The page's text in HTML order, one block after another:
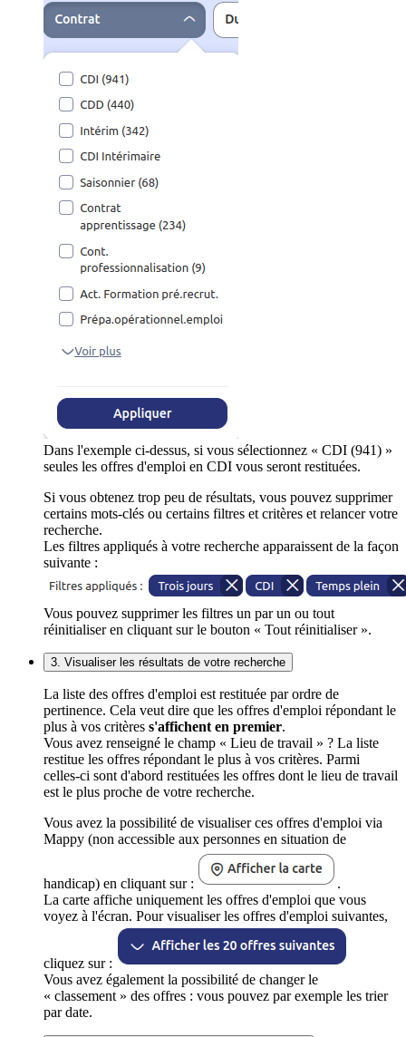
Dans l'exemple ci-dessus, si vous sélectionnez « CDI (941) »
seules les offres d'emploi en CDI vous seront restituées.
Si vous obtenez trop peu de résultats, vous pouvez supprimer
certains mots-clés ou certains filtres et critères et relancer votre
recherche.
Les filtres appliqués à votre recherche apparaissent de la façon
suivante :
Vous pouvez supprimer les filtres un par un ou tout
réinitialiser en cliquant sur le bouton « Tout réinitialiser ».
3. Visualiser les résultats de votre recherche
La liste des offres d'emploi est restituée par ordre de
pertinence. Cela veut dire que les offres d'emploi répondant le
plus à vos critères s'affichent en premier.
Vous avez renseigné le champ « Lieu de travail » ? La liste
restitue les offres répondant le plus à vos critères. Parmi
celles-ci sont d'abord restituées les offres dont le lieu de travail
est le plus proche de votre recherche.
Vous avez la possibilité de visualiser ces offres d'emploi via
Mappy (non accessible aux personnes en situation de
handicap) en cliquant sur :
.
La carte affiche uniquement les offres d'emploi que vous
voyez à l'écran. Pour visualiser les offres d'emploi suivantes,
cliquez sur :
Vous avez également la possibilité de changer le
« classement » des offres : vous pouvez par exemple les trier
par date.